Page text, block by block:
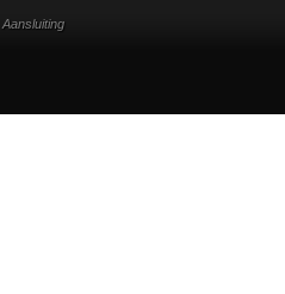
Aansluiting